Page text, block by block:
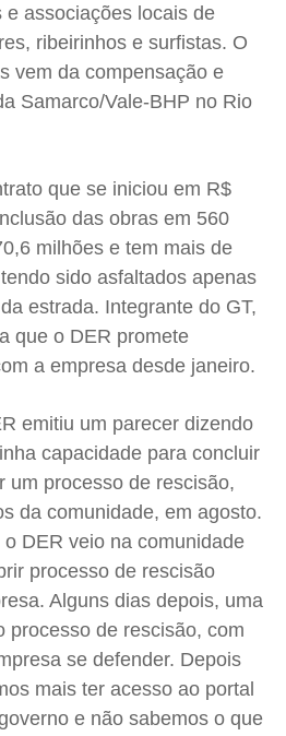
associações locais de
ribeirinhos e surfistas. O
vem da compensação e
Samarco/Vale-BHP no Rio
que se iniciou em R$
das obras em 560
milhões e tem mais de
sido asfaltados apenas
estrada. Integrante do GT,
que o DER promete
a empresa desde janeiro.
emitiu um parecer dizendo
capacidade para concluir
um processo de rescisão,
da comunidade, em agosto.
DER veio na comunidade
processo de rescisão
Alguns dias depois, uma
processo de rescisão, com
se defender. Depois
mais ter acesso ao portal
e não sabemos o que